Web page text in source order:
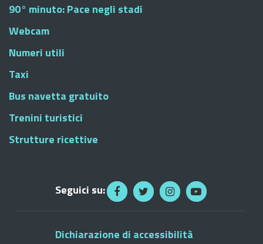
90° minuto: Pace negli stadi
Webcam
Numeri utili
Taxi
Bus navetta gratuito
Trenini turistici
Strutture ricettive
Seguici su:
Dichiarazione di accessibilità